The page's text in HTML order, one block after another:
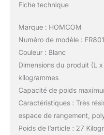
Fiche technique
Marque : HOMCOM
Numéro de modèle :
Couleur : Blanc
Dimensions du produit (L
kilogrammes
Capacité de poids
Caractéristiques : Très
espace de rangement,
Poids de l’article : 27